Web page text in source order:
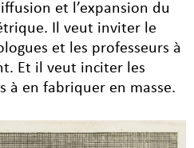
et l’expansion du
Il veut inviter le
et les professeurs à
Et il veut inciter les
à en fabriquer en masse.